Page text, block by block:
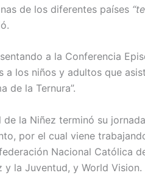
de los diferentes países
a la Conferencia
a los niños y adultos que
de la Ternura”.
la Niñez terminó su
por el cual viene
Nacional Católica
y la Juventud, y World Vision.